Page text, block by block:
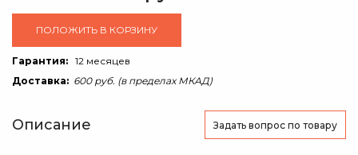
ПОЛОЖИТЬ В КОРЗИНУ
Гарантия: 12 месяцев
Доставка: 600 руб. (в пределах МКАД)
Описание Задать вопрос по товару